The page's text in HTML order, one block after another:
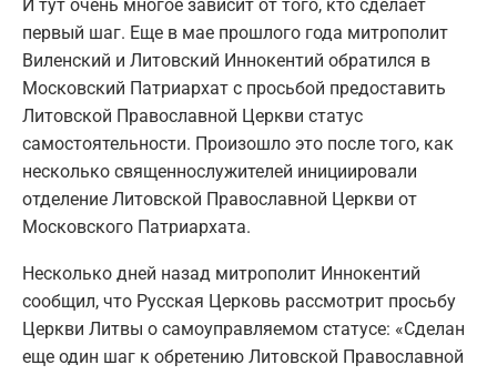
И тут очень многое зависит от того, кто сделает
первый шаг. Еще в мае прошлого года митрополит
Виленский и Литовский Иннокентий обратился в
Московский Патриархат с просьбой предоставить
Литовской Православной Церкви статус
самостоятельности. Произошло это после того, как
несколько священнослужителей инициировали
отделение Литовской Православной Церкви от
Московского Патриархата.
Несколько дней назад митрополит Иннокентий
сообщил, что Русская Церковь рассмотрит просьбу
Церкви Литвы о самоуправляемом статусе: «Сделан
еще один шаг к обретению Литовской Православной